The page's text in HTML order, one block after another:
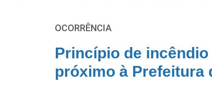
OCORRÊNCIA
Princípio de
próximo à Prefeitura